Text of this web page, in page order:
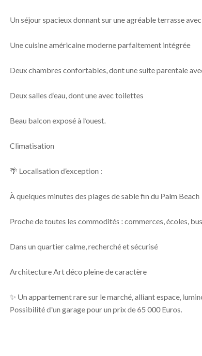
Un séjour spacieux donnant sur une agréable terrasse
Une cuisine américaine moderne parfaitement intégrée
Deux chambres confortables, dont une suite parentale
Deux salles d’eau, dont une avec toilettes
Beau balcon exposé à l’ouest.
Climatisation
🌴 Localisation d’exception :
À quelques minutes des plages de sable fin du Palm Beach
Proche de toutes les commodités : commerces, écoles, bus
Dans un quartier calme, recherché et sécurisé
Architecture Art déco pleine de caractère
✨ Un appartement rare sur le marché, alliant espace,
Possibilité d'un garage pour un prix de 65 000 Euros.